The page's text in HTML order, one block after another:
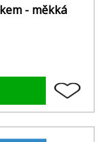
- měkká